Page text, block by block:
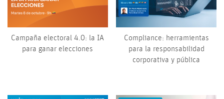
Campaña electoral 4.0: la IA
para ganar elecciones
Compliance: herramientas
para la responsabilidad
corporativa y pública